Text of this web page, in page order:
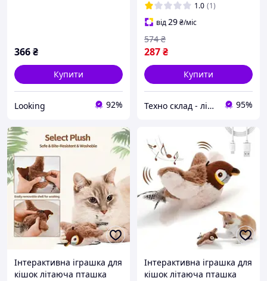
366₴
Купити
Looking 92%
1.0 (1)
від29₴/міс
287₴
574 ₴
Купити
Техно склад - лідери продажів продукції, завдяки новим технологіям. 95%
Інтерактивна іграшка для
кішок літаюча пташка
Інтерактивна іграшка для
кішок літаюча пташка